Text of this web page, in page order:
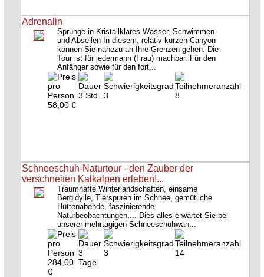
Adrenalin
Sprünge in Kristallklares Wasser, Schwimmen
und Abseilen In diesem, relativ kurzen Canyon
können Sie nahezu an Ihre Grenzen gehen. Die
Tour ist für jedermann (Frau) machbar. Für den
Anfänger sowie für den fort...
58,00 €
3 Std. 3 8
Schneeschuh-Naturtour - den Zauber der
verschneiten Kalkalpen erleben!...
Traumhafte Winterlandschaften, einsame
Bergidylle, Tierspuren im Schnee, gemütliche
Hüttenabende, faszinierende
Naturbeobachtungen,... Dies alles erwartet Sie bei
unserer mehrtägigen Schneeschuhwan...
284,00
€
3
Tage
3 14